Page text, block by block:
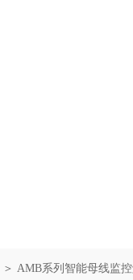
＞ AMB系列智能母线监